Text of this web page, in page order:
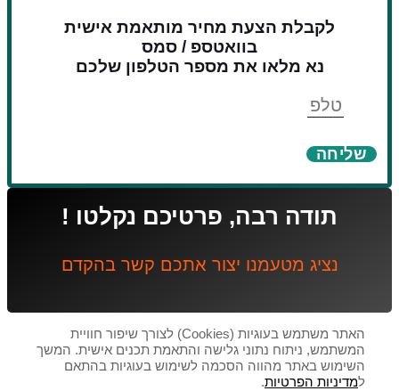
לקבלת הצעת מחיר מותאמת אישית
בוואטספ / סמס
נא מלאו את מספר הטלפון שלכם
שליחה
תודה רבה, פרטיכם נקלטו !
נציג מטעמנו יצור אתכם קשר בהקדם
האתר משתמש בעוגיות (Cookies) לצורך שיפור חוויית
המשתמש, ניתוח נתוני גלישה והתאמת תכנים אישית. המשך
השימוש באתר מהווה הסכמה לשימוש בעוגיות בהתאם
למדיניות הפרטיות.